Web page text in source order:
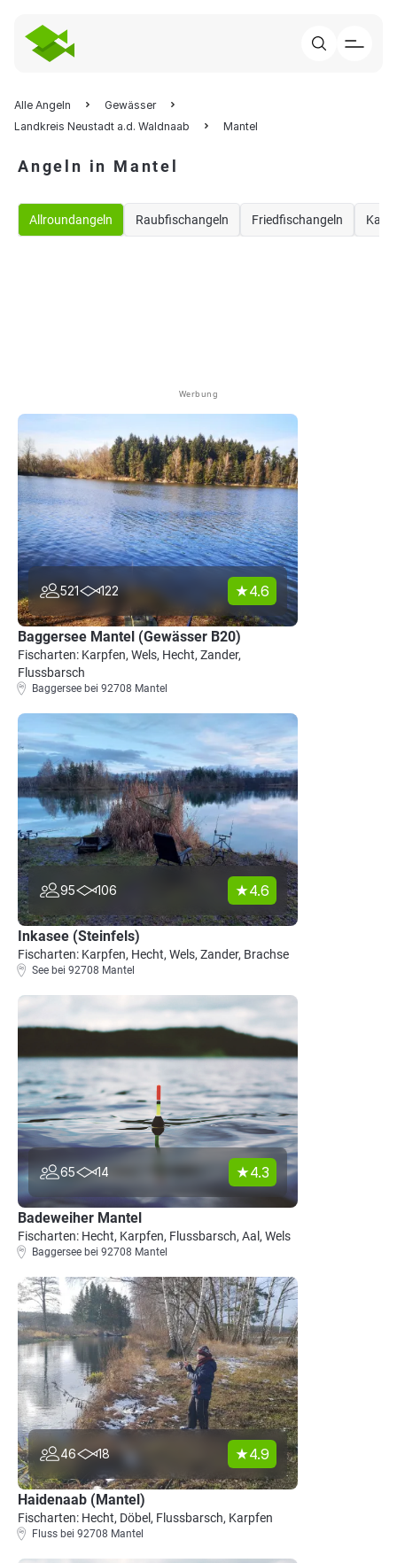
Alle Angeln
Gewässer
Landkreis Neustadt a.d. Waldnaab
Mantel
Angeln in Mantel
Allroundangeln Raubfischangeln Friedfischangeln
Werbung
521 122 4.6
Baggersee Mantel (Gewässer B20)
Fischarten: Karpfen, Wels, Hecht, Zander,
Flussbarsch
Baggersee bei 92708 Mantel
95 106 4.6
Inkasee (Steinfels)
Fischarten: Karpfen, Hecht, Wels, Zander, Brachse
See bei 92708 Mantel
65 14 4.3
Badeweiher Mantel
Fischarten: Hecht, Karpfen, Flussbarsch, Aal, Wels
Baggersee bei 92708 Mantel
46 18 4.9
Haidenaab (Mantel)
Fischarten: Hecht, Döbel, Flussbarsch, Karpfen
Fluss bei 92708 Mantel